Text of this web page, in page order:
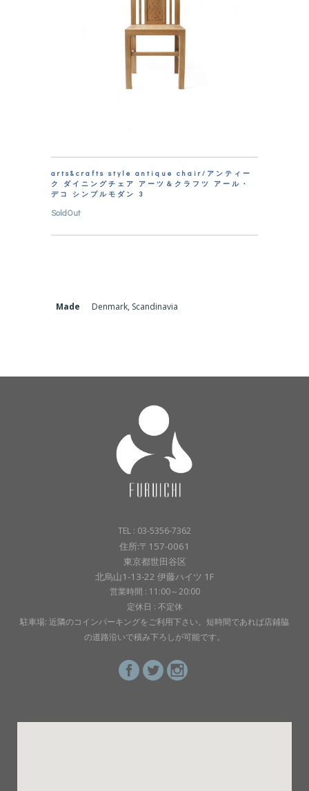
arts&crafts style antique chair/アンティー
ク ダイニングチェア アーツ＆クラフツ アール・
デコ シンプルモダン 3
SoldOut
Made Denmark, Scandinavia
TEL : 03-5356-7362
住所:〒157-0061
東京都世田谷区
北烏山1-13-22 伊藤ハイツ 1F
営業時間 : 11:00～20:00
定休日 : 不定休
駐車場: 近隣のコインパーキングをご利用下さい。短時間であれば店鋪脇
の道路沿いで積み下ろしが可能です。